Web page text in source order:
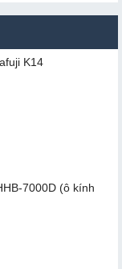
K14
7000D (ô kính